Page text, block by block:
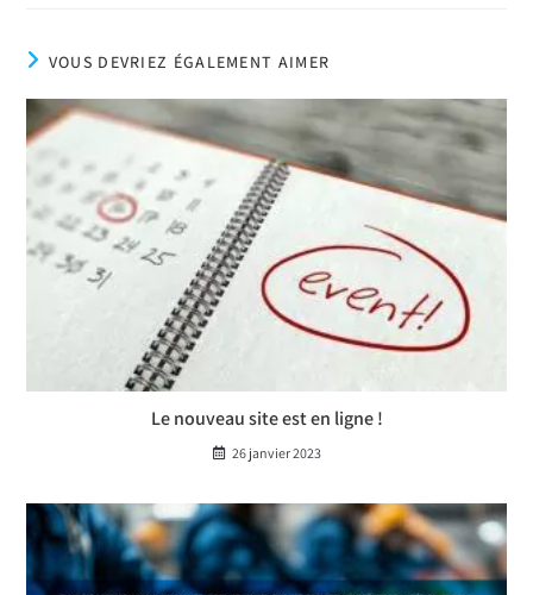
VOUS DEVRIEZ ÉGALEMENT AIMER
Le nouveau site est en ligne !
26 janvier 2023